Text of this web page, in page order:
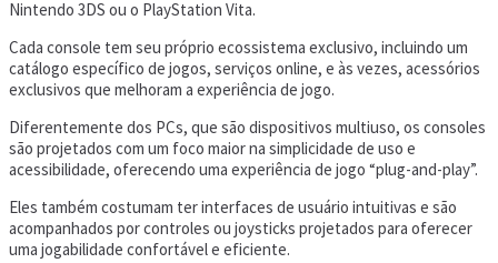
Nintendo 3DS ou o PlayStation Vita.
Cada console tem seu próprio ecossistema exclusivo, incluindo um
catálogo específico de jogos, serviços online, e às vezes, acessórios
exclusivos que melhoram a experiência de jogo.
Diferentemente dos PCs, que são dispositivos multiuso, os consoles
são projetados com um foco maior na simplicidade de uso e
acessibilidade, oferecendo uma experiência de jogo “plug-and-play”.
Eles também costumam ter interfaces de usuário intuitivas e são
acompanhados por controles ou joysticks projetados para oferecer
uma jogabilidade confortável e eficiente.